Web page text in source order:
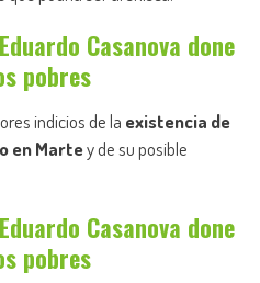
Casanova done
pobres
indicios de la existencia de
en Martey de su posible
Casanova done
pobres